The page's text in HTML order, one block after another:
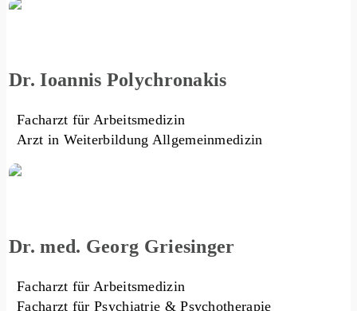
Dr. Ioannis Polychronakis
Facharzt für Arbeitsmedizin
Arzt in Weiterbildung Allgemeinmedizin
Dr. med. Georg Griesinger
Facharzt für Arbeitsmedizin
Facharzt für Psychiatrie & Psychotherapie